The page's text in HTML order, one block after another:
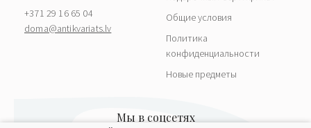
+371 29 16 65 04
doma@antikvariats.lv
Общие условия
Политика
конфиденциальности
Новые предметы